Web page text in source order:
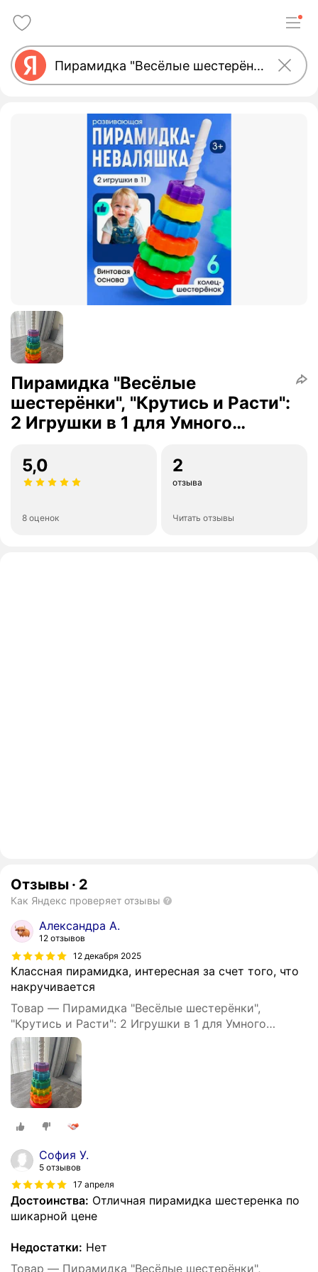
Пирамидка "Весёлые
шестерёнки", "Крутись и Расти":
2 Игрушки в 1 для Умного
5,0
8 оценок
2
отзыва
Читать отзывы
Отзывы · 2
Как Яндекс проверяет отзывы
Александра А.
12 отзывов
12 декабря 2025
Классная пирамидка, интересная за счет того, что
накручивается
Товар — Пирамидка "Весёлые шестерёнки",
"Крутись и Расти": 2 Игрушки в 1 для Умного
Развития!
София У.
5 отзывов
17 апреля
Достоинства: Отличная пирамидка шестеренка по
шикарной цене
Недостатки: Нет
Товар — Пирамидка "Весёлые шестерёнки",